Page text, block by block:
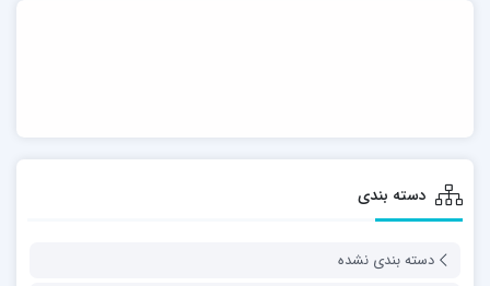
دسته بندی
دسته بندی نشده